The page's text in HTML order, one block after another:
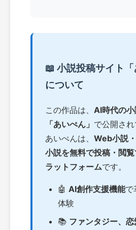
📖 小説投稿サイト「
について
この作品は、 AI時代の
「あいぺん」 で公開され
あいぺんは、 Web小説
小説を無料で投稿・閲
ラットフォームです。
🤖 AI創作支援機能で
体験
📚 ファンタジー、